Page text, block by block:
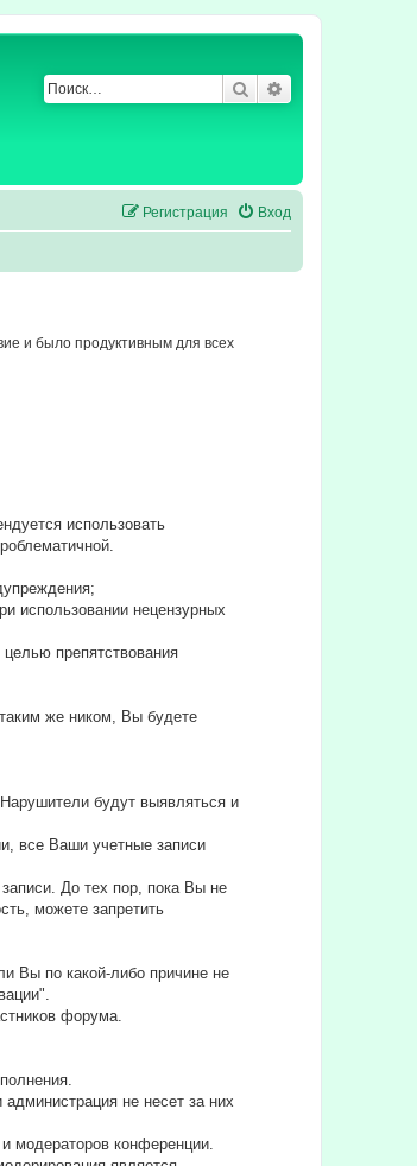
Поиск
Вход
Регистрация
и было продуктивным для всех
использовать
использовании нецензурных
препятствования
же ником, Вы будете
будут выявляться и
все Ваши учетные записи
До тех пор, пока Вы не
можете запретить
Вы по какой-либо причине не
форума.
не несет за них
модераторов конференции.